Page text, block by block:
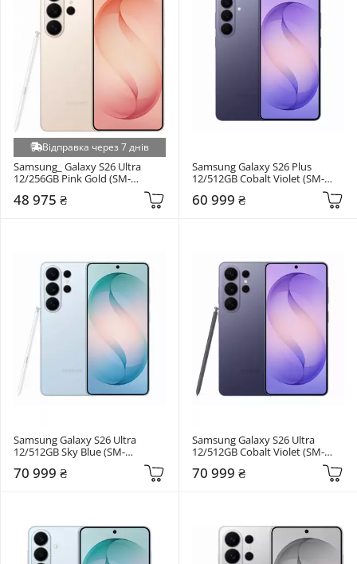
Відправка через 7 днів
Samsung_ Galaxy S26 Ultra
12/256GB Pink Gold (SM-
48 975 ₴
Samsung Galaxy S26 Plus
12/512GB Cobalt Violet (SM-
60 999 ₴
Samsung Galaxy S26 Ultra
12/512GB Sky Blue (SM-
70 999 ₴
Samsung Galaxy S26 Ultra
12/512GB Cobalt Violet (SM-
70 999 ₴